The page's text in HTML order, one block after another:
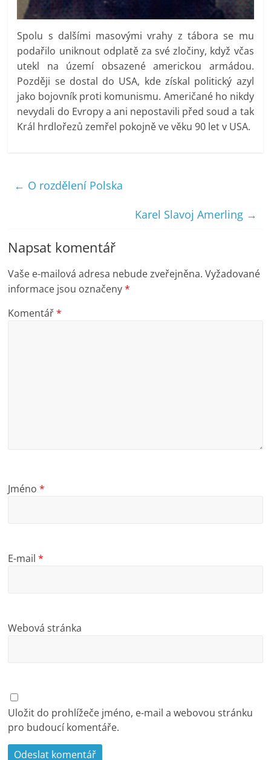
Spolu s dalšími masovými vrahy z tábora se mu
podařilo uniknout odplatě za své zločiny, když včas
utekl na území obsazené americkou armádou.
Později se dostal do USA, kde získal politický azyl
jako bojovník proti komunismu. Američané ho nikdy
nevydali do Evropy a ani nepostavili před soud a tak
Král hrdlořezů zemřel pokojně ve věku 90 let v USA.
← O rozdělení Polska
Karel Slavoj Amerling →
Napsat komentář
Vaše e-mailová adresa nebude zveřejněna. Vyžadované
informace jsou označeny*
Komentář*
Jméno*
E-mail*
Webová stránka
Uložit do prohlížeče jméno, e-mail a webovou stránku
pro budoucí komentáře.